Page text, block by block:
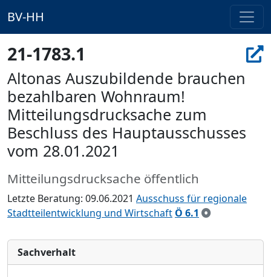
BV-HH
21-1783.1
Altonas Auszubildende brauchen
bezahlbaren Wohnraum!
Mitteilungsdrucksache zum
Beschluss des Hauptausschusses
vom 28.01.2021
Mitteilungsdrucksache öffentlich
Letzte Beratung: 09.06.2021 Ausschuss für regionale
Stadtteilentwicklung und Wirtschaft Ö 6.1
Sachverhalt